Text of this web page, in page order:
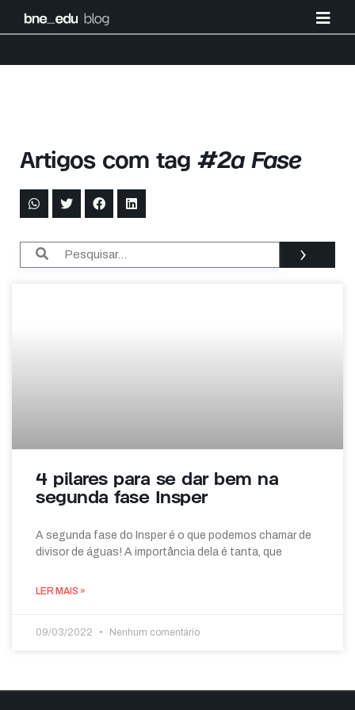
Artigos com tag #2a Fase
›
4 pilares para se dar bem na
segunda fase Insper
A segunda fase do Insper é o que podemos chamar de
divisor de águas! A importância dela é tanta, que
LER MAIS »
09/03/2022 Nenhum comentário